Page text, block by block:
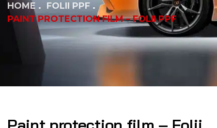
HOME
FOLII PPF
PAINT PROTECTION FILM – FOLII PPF